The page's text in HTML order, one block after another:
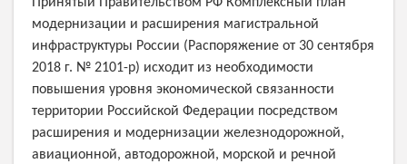
Принятый Правительством РФ Комплексный план
модернизации и расширения магистральной
инфраструктуры России (Распоряжение от 30 сентября
2018 г. № 2101-р) исходит из необходимости
повышения уровня экономической связанности
территории Российской Федерации посредством
расширения и модернизации железнодорожной,
авиационной, автодорожной, морской и речной